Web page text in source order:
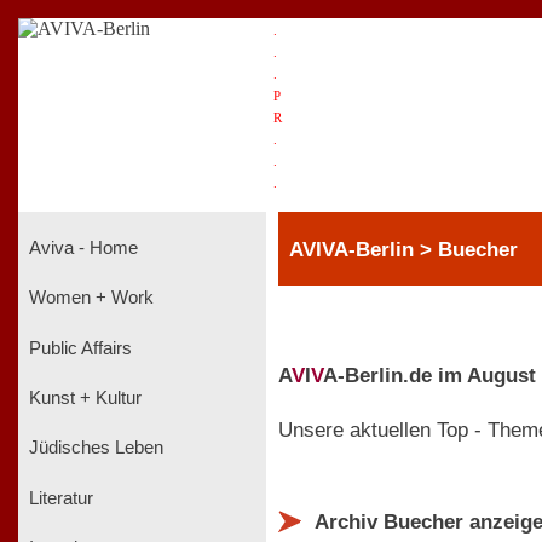
P
R
Aviva - Home
Women + Work
Public Affairs
Kunst + Kultur
Jüdisches Leben
Literatur
AVIVA-Berlin > Buecher
AVIVA-Berlin.de im August
Unsere aktuellen Top -
Archiv Buecher